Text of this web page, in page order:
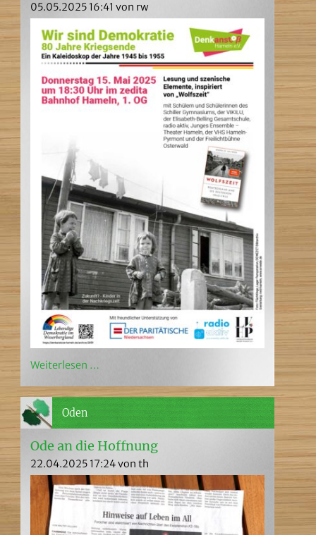
05.05.2025 16:41 von rw
Weiterlesen …
Oden
Ode an die Hoffnung
22.04.2025 17:24von th